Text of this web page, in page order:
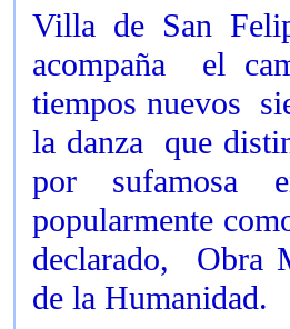
Villa de San
acompaña el
tiempos nuevos
la danza que
por sufamosa
popularmente
declarado, Obra
de la Humanidad.